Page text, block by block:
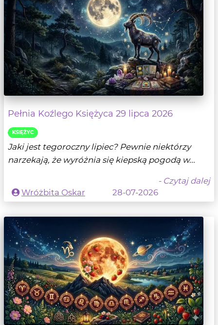
Pełnia Koźlego Księżyca 29 lipca 2026
KSIĘŻYC
Jaki jest tegoroczny lipiec? Pewnie niektórzy
narzekają, że wyróżnia się kiepską pogodą w...
- Czytaj dalej
Wróżbita Oskar
28-07-2026